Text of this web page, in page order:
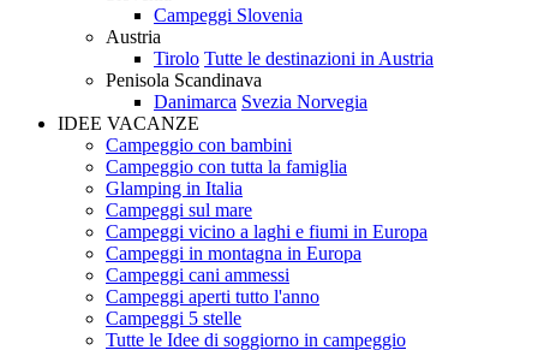
Campeggi Slovenia
Austria
Tirolo Tutte le destinazioni in Austria
Penisola Scandinava
Danimarca Svezia Norvegia
IDEE VACANZE
Campeggio con bambini
Campeggio con tutta la famiglia
Glamping in Italia
Campeggi sul mare
Campeggi vicino a laghi e fiumi in Europa
Campeggi in montagna in Europa
Campeggi cani ammessi
Campeggi aperti tutto l'anno
Campeggi 5 stelle
Tutte le Idee di soggiorno in campeggio